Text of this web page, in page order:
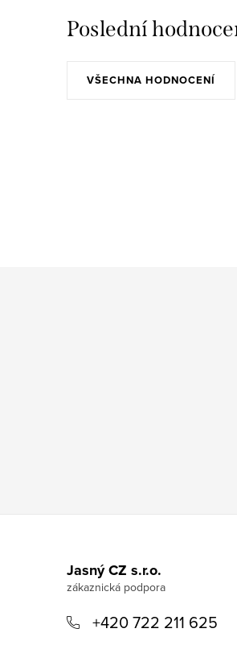
Poslední
VŠECHNA HODNOCENÍ
Jasný CZ s.r.o.
+420 722 211 625